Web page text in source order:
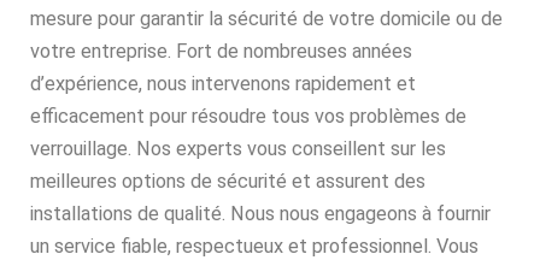
mesure pour garantir la sécurité de votre domicile ou de
votre entreprise. Fort de nombreuses années
d’expérience, nous intervenons rapidement et
efficacement pour résoudre tous vos problèmes de
verrouillage. Nos experts vous conseillent sur les
meilleures options de sécurité et assurent des
installations de qualité. Nous nous engageons à fournir
un service fiable, respectueux et professionnel. Vous